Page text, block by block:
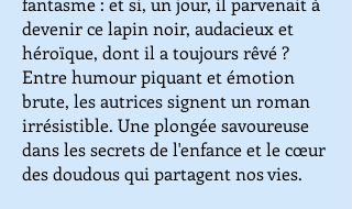
devenir ce lapin noir, audacieux et
héroïque, dont il a toujours rêvé ?
Entre humour piquant et émotion
brute, les autrices signent un roman
irrésistible. Une plongée savoureuse
dans les secrets de l'enfance et le cœur
des doudous qui partagent nos vies.